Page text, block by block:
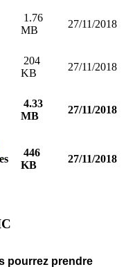
1.76
MB
27/11/2018
204
KB
27/11/2018
4.33
MB
27/11/2018
446
KB
27/11/2018
pourrez prendre